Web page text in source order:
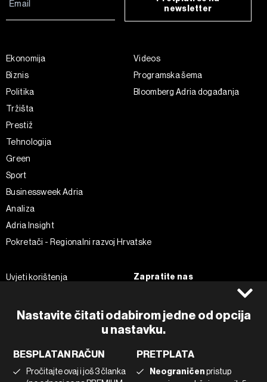
Nastavite čitati odabirom jedne od opcija
u nastavku.
BESPLATAN RAČUN
Pročitajte ovaj i još 3 članka
PRETPLATA
Neograničenpristup
newsletter
Ekonomija
Biznis
Politika
Tržišta
Prestiž
Tehnologija
Green
Sport
Businessweek Adria
Analiza
Adria Insight
Pokretači - Regionalni razvoj Hrvatske
Videos
Programska šema
Bloomberg Adria događanja
Uvjeti korištenja
Politika kolačića
Korištenje umjetne inteligencije
Zapratite nas
Instagram
Twitter
Tiktok